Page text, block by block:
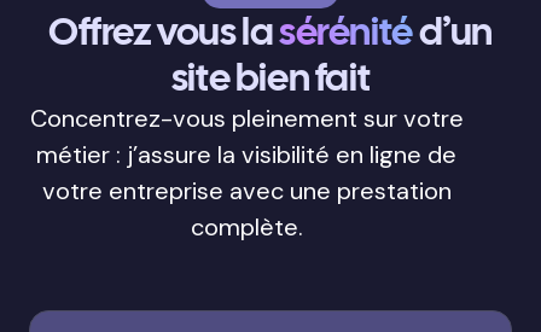
Offrez vous lasérénitéd’un
site bien fait
Concentrez-vous pleinement sur votre
métier : j’assure la visibilité en ligne de
votre entreprise avec une prestation
complète.